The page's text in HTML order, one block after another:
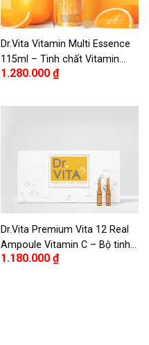
Dr.Vita Vitamin Multi Essence
115ml – Tinh chất Vitamin
Essence Multi Dr.Vita 115ml
1.280.000 ₫
Dr.Vita Premium Vita 12 Real
Ampoule Vitamin C – Bộ tinh
chất Dr.Vita Premium 12 Real
1.180.000 ₫